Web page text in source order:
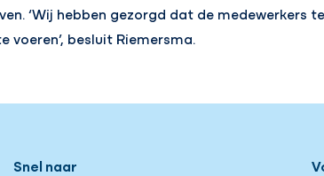
‘Wij hebben gezorgd dat de medewerkers
voeren’, besluit Riemersma.
Snel naar